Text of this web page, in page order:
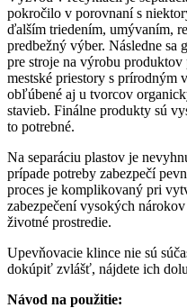
pokročilo v porovnaní s
ďalším triedením, umývaním,
predbežný výber. Následne
pre stroje na výrobu produktov
mestské priestory s
obľúbené aj u tvorcov
stavieb. Finálne produkty sú
to potrebné.
Na separáciu plastov je
prípade potreby zabezpečí
proces je komplikovaný pri
zabezpečení vysokých
životné prostredie.
Upevňovacie klince nie sú
dokúpiť zvlášť, nájdete ich
Návod na použitie: